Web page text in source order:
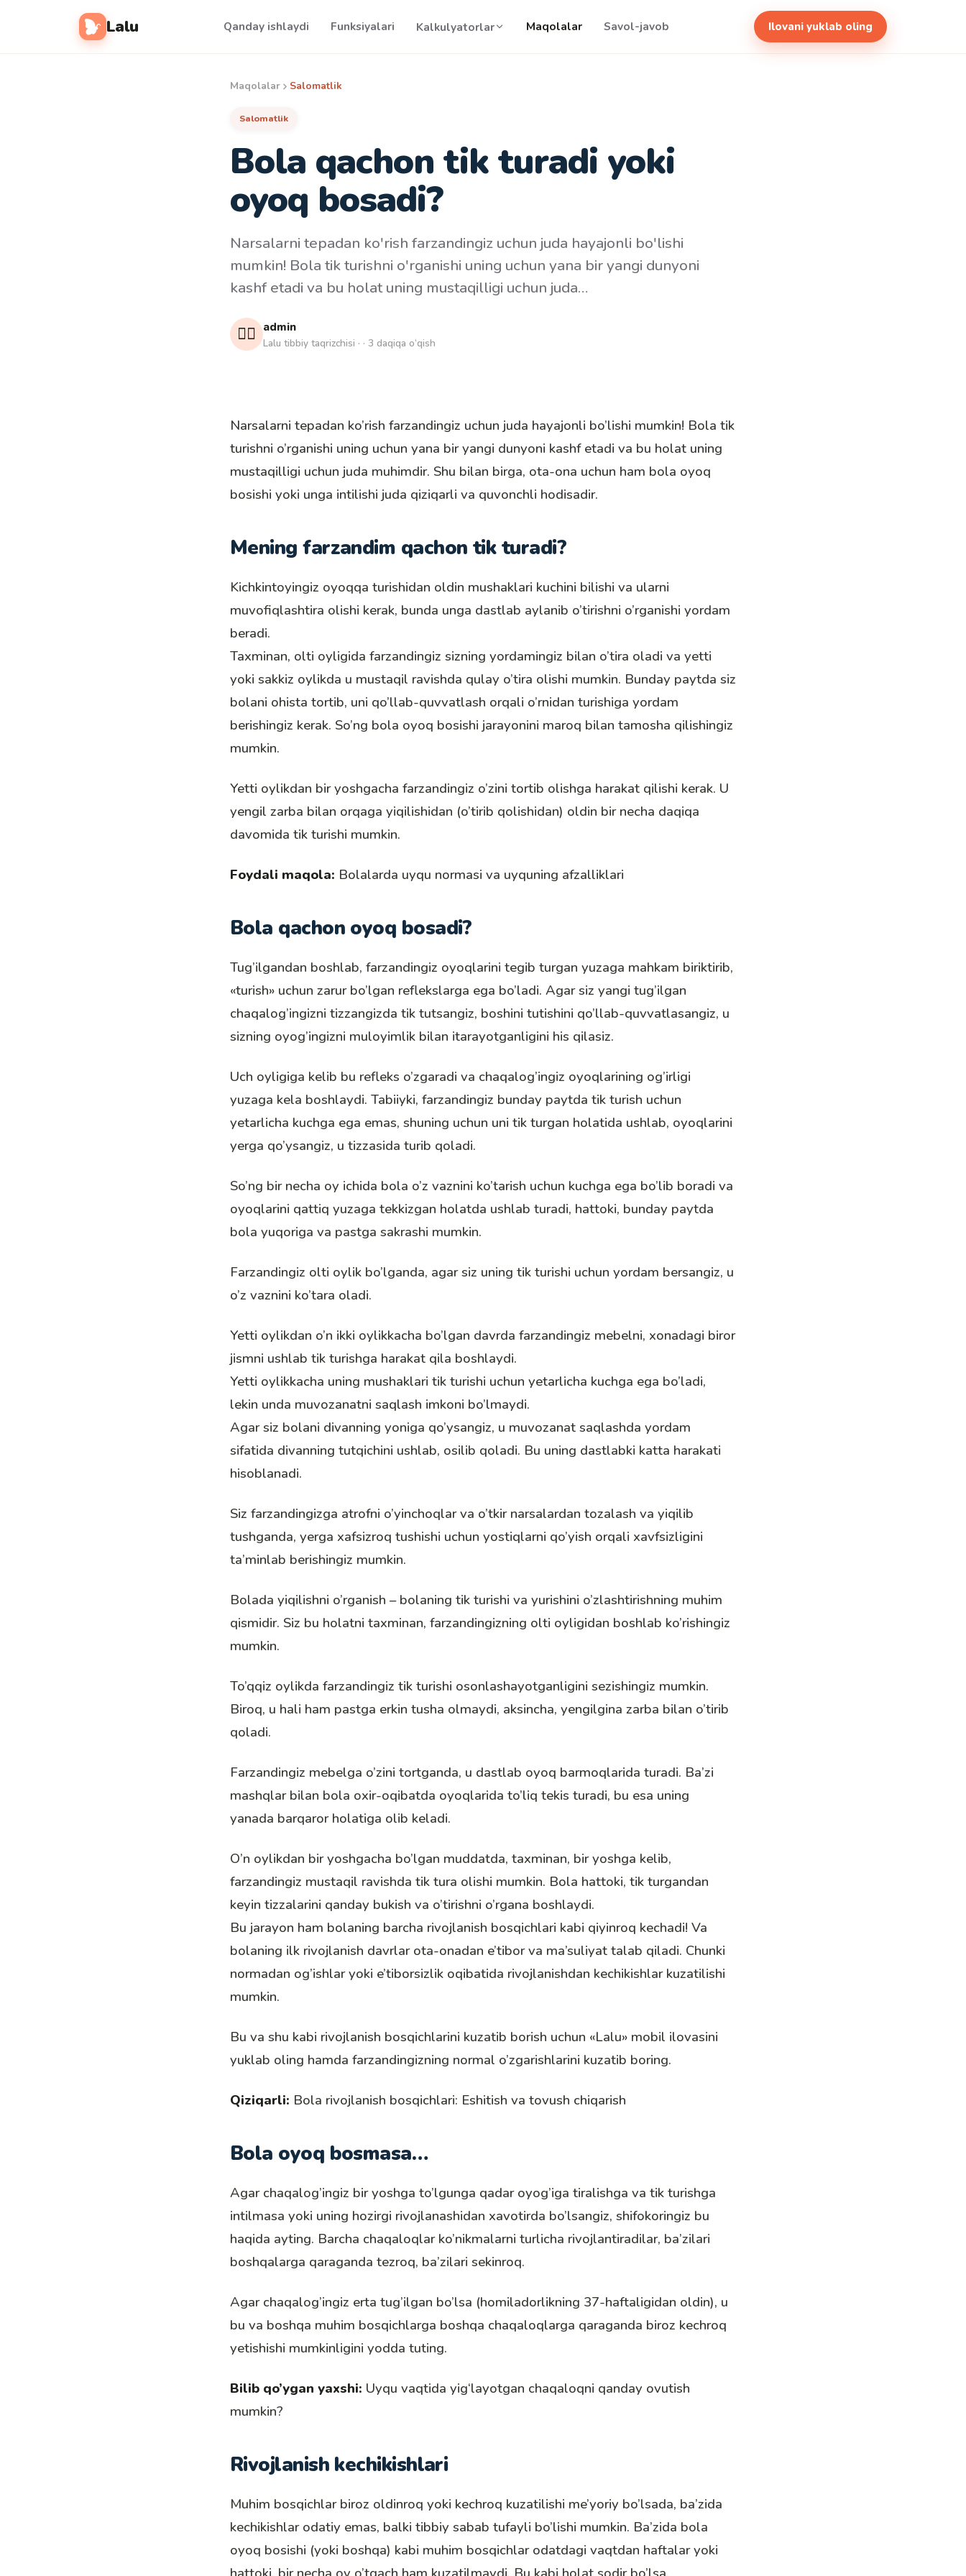
Lalu Qanday ishlaydi Funksiyalari Kalkulyatorlar Maqolalar Savol-javob Ilovani yuklab oling
Maqolalar Salomatlik
Salomatlik
Bola qachon tik turadi yoki
oyoq bosadi?
Narsalarni tepadan ko'rish farzandingiz uchun juda hayajonli bo'lishi
mumkin! Bola tik turishni o'rganishi uning uchun yana bir yangi dunyoni
kashf etadi va bu holat uning mustaqilligi uchun juda…
👩‍⚕️ admin
Lalu tibbiy taqrizchisi · · 3 daqiqa o‘qish
Narsalarni tepadan ko’rish farzandingiz uchun juda hayajonli bo’lishi mumkin! Bola tik
turishni o’rganishi uning uchun yana bir yangi dunyoni kashf etadi va bu holat uning
mustaqilligi uchun juda muhimdir. Shu bilan birga, ota-ona uchun ham bola oyoq
bosishi yoki unga intilishi juda qiziqarli va quvonchli hodisadir.
Mening farzandim qachon tik turadi?
Kichkintoyingiz oyoqqa turishidan oldin mushaklari kuchini bilishi va ularni
muvofiqlashtira olishi kerak, bunda unga dastlab aylanib o’tirishni o’rganishi yordam
beradi.
Taxminan, olti oyligida farzandingiz sizning yordamingiz bilan o’tira oladi va yetti
yoki sakkiz oylikda u mustaqil ravishda qulay o’tira olishi mumkin. Bunday paytda siz
bolani ohista tortib, uni qo’llab-quvvatlash orqali o’rnidan turishiga yordam
berishingiz kerak. So’ng bola oyoq bosishi jarayonini maroq bilan tamosha qilishingiz
mumkin.
Yetti oylikdan bir yoshgacha farzandingiz o’zini tortib olishga harakat qilishi kerak. U
yengil zarba bilan orqaga yiqilishidan (o’tirib qolishidan) oldin bir necha daqiqa
davomida tik turishi mumkin.
Foydali maqola: Bolalarda uyqu normasi va uyquning afzalliklari
Bola qachon oyoq bosadi?
Tug’ilgandan boshlab, farzandingiz oyoqlarini tegib turgan yuzaga mahkam biriktirib,
«turish» uchun zarur bo’lgan reflekslarga ega bo’ladi. Agar siz yangi tug’ilgan
chaqalog’ingizni tizzangizda tik tutsangiz, boshini tutishini qo’llab-quvvatlasangiz, u
sizning oyog’ingizni muloyimlik bilan itarayotganligini his qilasiz.
Uch oyligiga kelib bu refleks o’zgaradi va chaqalog’ingiz oyoqlarining og’irligi
yuzaga kela boshlaydi. Tabiiyki, farzandingiz bunday paytda tik turish uchun
yetarlicha kuchga ega emas, shuning uchun uni tik turgan holatida ushlab, oyoqlarini
yerga qo’ysangiz, u tizzasida turib qoladi.
So’ng bir necha oy ichida bola o’z vaznini ko’tarish uchun kuchga ega bo’lib boradi va
oyoqlarini qattiq yuzaga tekkizgan holatda ushlab turadi, hattoki, bunday paytda
bola yuqoriga va pastga sakrashi mumkin.
Farzandingiz olti oylik bo’lganda, agar siz uning tik turishi uchun yordam bersangiz, u
o’z vaznini ko’tara oladi.
Yetti oylikdan o’n ikki oylikkacha bo’lgan davrda farzandingiz mebelni, xonadagi biror
jismni ushlab tik turishga harakat qila boshlaydi.
Yetti oylikkacha uning mushaklari tik turishi uchun yetarlicha kuchga ega bo’ladi,
lekin unda muvozanatni saqlash imkoni bo’lmaydi.
Agar siz bolani divanning yoniga qo’ysangiz, u muvozanat saqlashda yordam
sifatida divanning tutqichini ushlab, osilib qoladi. Bu uning dastlabki katta harakati
hisoblanadi.
Siz farzandingizga atrofni o’yinchoqlar va o’tkir narsalardan tozalash va yiqilib
tushganda, yerga xafsizroq tushishi uchun yostiqlarni qo’yish orqali xavfsizligini
ta’minlab berishingiz mumkin.
Bolada yiqilishni o’rganish – bolaning tik turishi va yurishini o’zlashtirishning muhim
qismidir. Siz bu holatni taxminan, farzandingizning olti oyligidan boshlab ko’rishingiz
mumkin.
To’qqiz oylikda farzandingiz tik turishi osonlashayotganligini sezishingiz mumkin.
Biroq, u hali ham pastga erkin tusha olmaydi, aksincha, yengilgina zarba bilan o’tirib
qoladi.
Farzandingiz mebelga o’zini tortganda, u dastlab oyoq barmoqlarida turadi. Ba’zi
mashqlar bilan bola oxir-oqibatda oyoqlarida to’liq tekis turadi, bu esa uning
yanada barqaror holatiga olib keladi.
O’n oylikdan bir yoshgacha bo’lgan muddatda, taxminan, bir yoshga kelib,
farzandingiz mustaqil ravishda tik tura olishi mumkin. Bola hattoki, tik turgandan
keyin tizzalarini qanday bukish va o’tirishni o’rgana boshlaydi.
Bu jarayon ham bolaning barcha rivojlanish bosqichlari kabi qiyinroq kechadi! Va
bolaning ilk rivojlanish davrlar ota-onadan e’tibor va ma’suliyat talab qiladi. Chunki
normadan og’ishlar yoki e’tiborsizlik oqibatida rivojlanishdan kechikishlar kuzatilishi
mumkin.
Bu va shu kabi rivojlanish bosqichlarini kuzatib borish uchun «Lalu» mobil ilovasini
yuklab oling hamda farzandingizning normal o’zgarishlarini kuzatib boring.
Qiziqarli: Bola rivojlanish bosqichlari: Eshitish va tovush chiqarish
Bola oyoq bosmasa…
Agar chaqalog’ingiz bir yoshga to’lgunga qadar oyog’iga tiralishga va tik turishga
intilmasa yoki uning hozirgi rivojlanashidan xavotirda bo’lsangiz, shifokoringiz bu
haqida ayting. Barcha chaqaloqlar ko’nikmalarni turlicha rivojlantiradilar, ba’zilari
boshqalarga qaraganda tezroq, ba’zilari sekinroq.
Agar chaqalog’ingiz erta tug’ilgan bo’lsa (homiladorlikning 37-haftaligidan oldin), u
bu va boshqa muhim bosqichlarga boshqa chaqaloqlarga qaraganda biroz kechroq
yetishishi mumkinligini yodda tuting.
Bilib qo’ygan yaxshi: Uyqu vaqtida yig‘layotgan chaqaloqni qanday ovutish
mumkin?
Rivojlanish kechikishlari
Muhim bosqichlar biroz oldinroq yoki kechroq kuzatilishi me’yoriy bo’lsada, ba’zida
kechikishlar odatiy emas, balki tibbiy sabab tufayli bo’lishi mumkin. Ba’zida bola
oyoq bosishi (yoki boshqa) kabi muhim bosqichlar odatdagi vaqtdan haftalar yoki